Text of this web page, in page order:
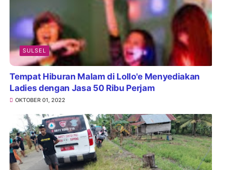
SULSEL
Tempat Hiburan Malam di Lollo'e Menyediakan
Ladies dengan Jasa 50 Ribu Perjam
OKTOBER 01, 2022